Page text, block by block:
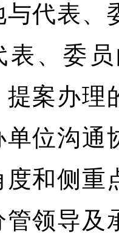
与代表、
表、委
提案办理
单位沟通
度和侧重
管领导及